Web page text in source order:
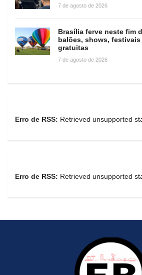
7 de agosto de 2026
Brasília ferve neste fim
balões, shows, festivais
gratuitas
7 de agosto de 2026
Erro de RSS: Retrieved unsupported
Erro de RSS: Retrieved unsupported